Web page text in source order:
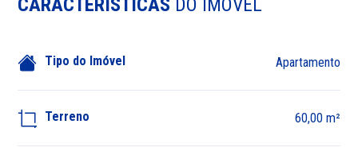
CARACTERÍSTICAS DO IMÓVEL
Tipo do Imóvel Apartamento
Terreno 60,00 m²